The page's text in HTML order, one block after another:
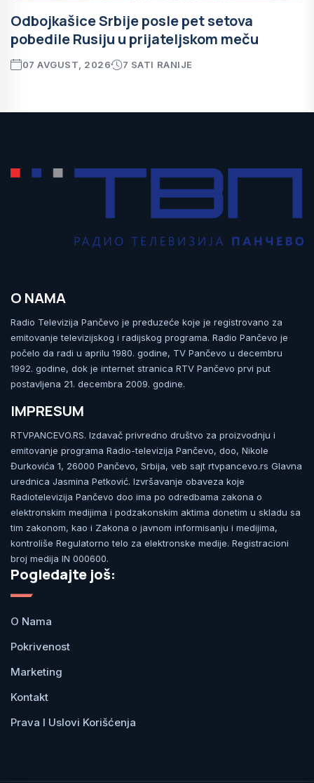
Odbojkašice Srbije posle pet setova
pobedile Rusiju u prijateljskom meču
07 AVGUST, 2026 7 SATI RANIJE
O NAMA
Radio Televizija Pančevo je preduzeće koje je registrovano za
emitovanje televizijskog i radijskog programa. Radio Pančevo je
počelo da radi u aprilu 1980. godine, TV Pančevo u decembru
1992. godine, dok je internet stranica RTV Pančevo prvi put
postavljena 21. decembra 2009. godine.
IMPRESUM
RTVPANCEVO.RS. Izdavač privredno društvo za proizvodnju i
emitovanje programa Radio-televizija Pančevo, doo, Nikole
Đurkovića 1, 26000 Pančevo, Srbija, veb sajt rtvpancevo.rs Glavna
urednica Jasmina Petković. Izvršavanje obaveza koje
Radiotelevizija Pančevo doo ima po odredbama zakona o
elektronskim medijima i podzakonskim aktima donetim u skladu sa
tim zakonom, kao i Zakona o javnom informisanju i medijima,
kontroliše Regulatorno telo za elektronske medije. Registracioni
broj medija IN 000600.
Pogledajte još:
O Nama
Pokrivenost
Marketing
Kontakt
Prava I Uslovi Korišćenja